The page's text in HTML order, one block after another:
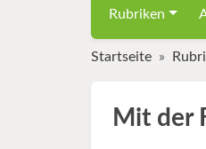
Rubriken
Startseite
Mit der